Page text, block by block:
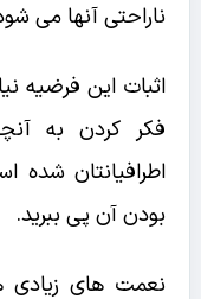
ناراحتی آنها می
اثبات این فرضیه
فکر کردن به
اطرافیانتان
بودن آن پی ببرید.
نعمت های زیادی